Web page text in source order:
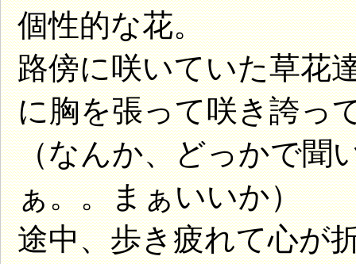
個性的な花。
路傍に咲いていた草花
に胸を張って咲き誇っ
（なんか、どっかで聞
ぁ。。まぁいいか）
途中、歩き疲れて心が